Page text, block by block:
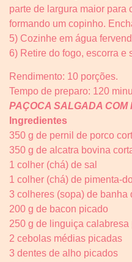
parte de largura maior para
formando um copinho.
5) Cozinhe em água
6) Retire do fogo, escorra e
Rendimento: 10 porções.
Tempo de preparo: 120
PAÇOCA SALGADA COM
Ingredientes
350 g de pernil de porco
350 g de alcatra bovina
1 colher (chá) de sal
1 colher (chá) de pimenta-
3 colheres (sopa) de banha
200 g de bacon picado
250 g de linguiça
2 cebolas médias picadas
3 dentes de alho picados